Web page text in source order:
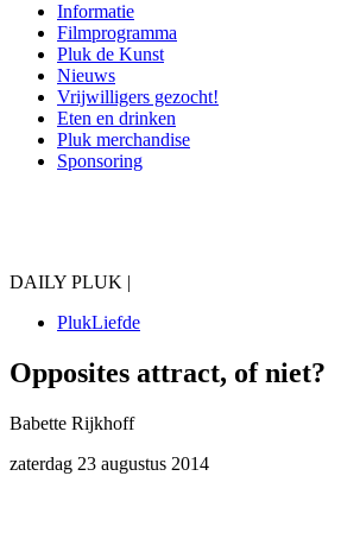
Informatie
Filmprogramma
Pluk de Kunst
Nieuws
Vrijwilligers gezocht!
Eten en drinken
Pluk merchandise
Sponsoring
DAILY PLUK |
PlukLiefde
Opposites attract, of niet?
Babette Rijkhoff
zaterdag 23 augustus 2014